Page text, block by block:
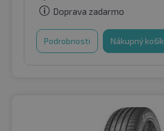
Doprava zadarmo
Podrobnosti Nákupný košík